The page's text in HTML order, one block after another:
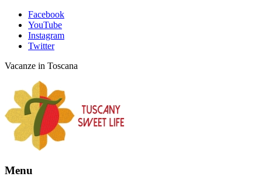
Facebook
YouTube
Instagram
Twitter
Vacanze in Toscana
Menu